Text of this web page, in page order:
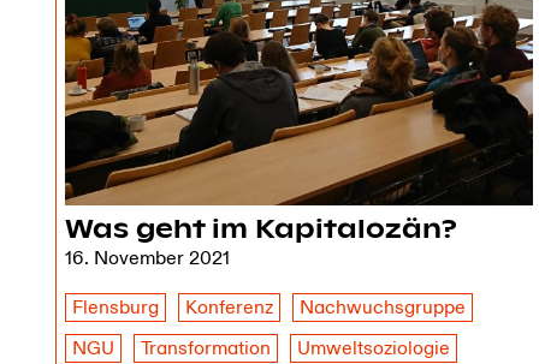
Was geht im Kapitalozän?
16. November 2021
Flensburg Konferenz
Nachwuchsgruppe
NGU
Transformation Umweltsoziologie